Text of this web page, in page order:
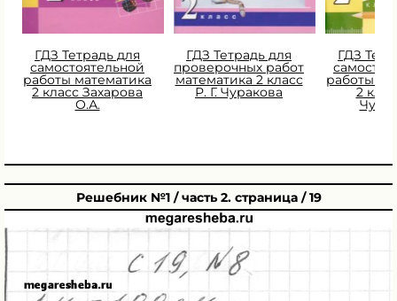
ГДЗ Тетрадь для
самостоятельной
работы математика
2 класс Захарова
О.А.
ГДЗ Тетрадь для
проверочных работ
математика 2 класс
Р. Г. Чуракова
ГДЗ
работы
2
Решебник №1 / часть 2. страница / 19